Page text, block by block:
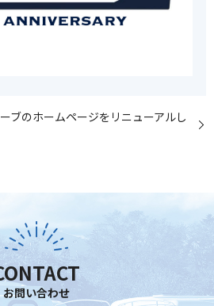
ブのホームページをリニューアルし
お問い合わせ